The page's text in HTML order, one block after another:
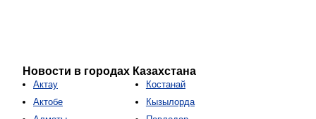
Новости в городах Казахстана
Актау
Актобе
Костанай
Кызылорда